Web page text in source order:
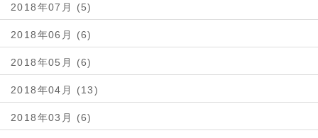
2018年07月 (5)
2018年06月 (6)
2018年05月 (6)
2018年04月 (13)
2018年03月 (6)